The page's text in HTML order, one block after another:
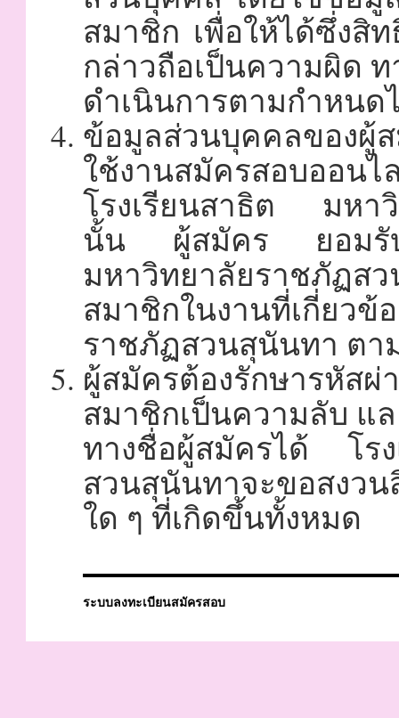
สมาชิก เพื่อให้ได้ซึ่งสิ
กล่าวถือเป็นความผิด
ดำเนินการตามกำหนด
ข้อมูลส่วนบุคคลของผู้
ใช้งานสมัครสอบออนไ
โรงเรียนสาธิต มหา
นั้น ผู้สมัคร ยอมรับ
มหาวิทยาลัยราชภัฏ
สมาชิกในงานที่เกี่ยว
ราชภัฏสวนสุนันทา ตา
ผู้สมัครต้องรักษารหั
สมาชิกเป็นความลับ แ
ทางชื่อผู้สมัครได้ โร
สวนสุนันทาจะขอสงว
ใด ๆ ที่เกิดขึ้นทั้งหมด
ระบบลงทะเบียนสมัครสอบ